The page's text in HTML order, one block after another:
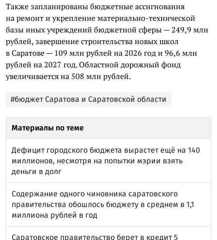
Также запланированы бюджетные ассигнования
на ремонт и укрепление материально-технической
базы иных учреждений бюджетной сферы — 249,9 млн
рублей, завершение строительства новых школ
в Саратове — 109 млн рублей на 2026 год и 96,6 млн
рублей на 2027 год. Областной дорожный фонд
увеличивается на 508 млн рублей.
#бюджет Саратова и Саратовской области
Материалы по теме
Дефицит городского бюджета вырастет ещё на 140
миллионов, несмотря на попытки мэрии взять
деньги в долг
Содержание одного чиновника саратовского
правительства обошлось бюджету в среднем в 1,1
миллиона рублей в год
Саратовское правительство берет в кредит 5